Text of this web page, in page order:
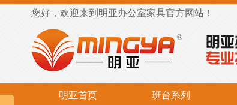
您好，欢迎来到明亚办公室家具官方网站！
明亚首页 班台系列